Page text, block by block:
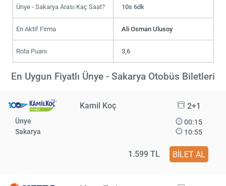
Ünye - Sakarya Arası Kaç Saat? 10s 6dk
En Aktif Firma Ali Osman Ulusoy
Rota Puanı 3,6
En Uygun Fiyatlı Ünye - Sakarya Otobüs Biletleri
Kamil Koç 2+1
Ünye
Sakarya
00:15
10:55
1.599 TL BİLET AL